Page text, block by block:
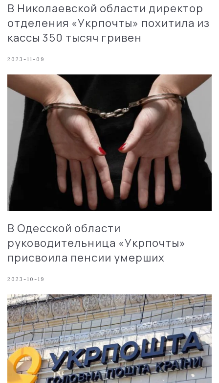
В Николаевской области директор
отделения «Укрпочты» похитила из
кассы 350 тысяч гривен
2023-11-09
В Одесской области
руководительница «Укрпочты»
присвоила пенсии умерших
2023-10-19